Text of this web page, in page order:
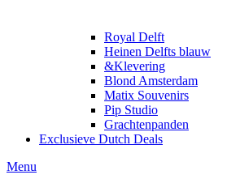
Royal Delft
Heinen Delfts blauw
&Klevering
Blond Amsterdam
Matix Souvenirs
Pip Studio
Grachtenpanden
Exclusieve Dutch Deals
Menu